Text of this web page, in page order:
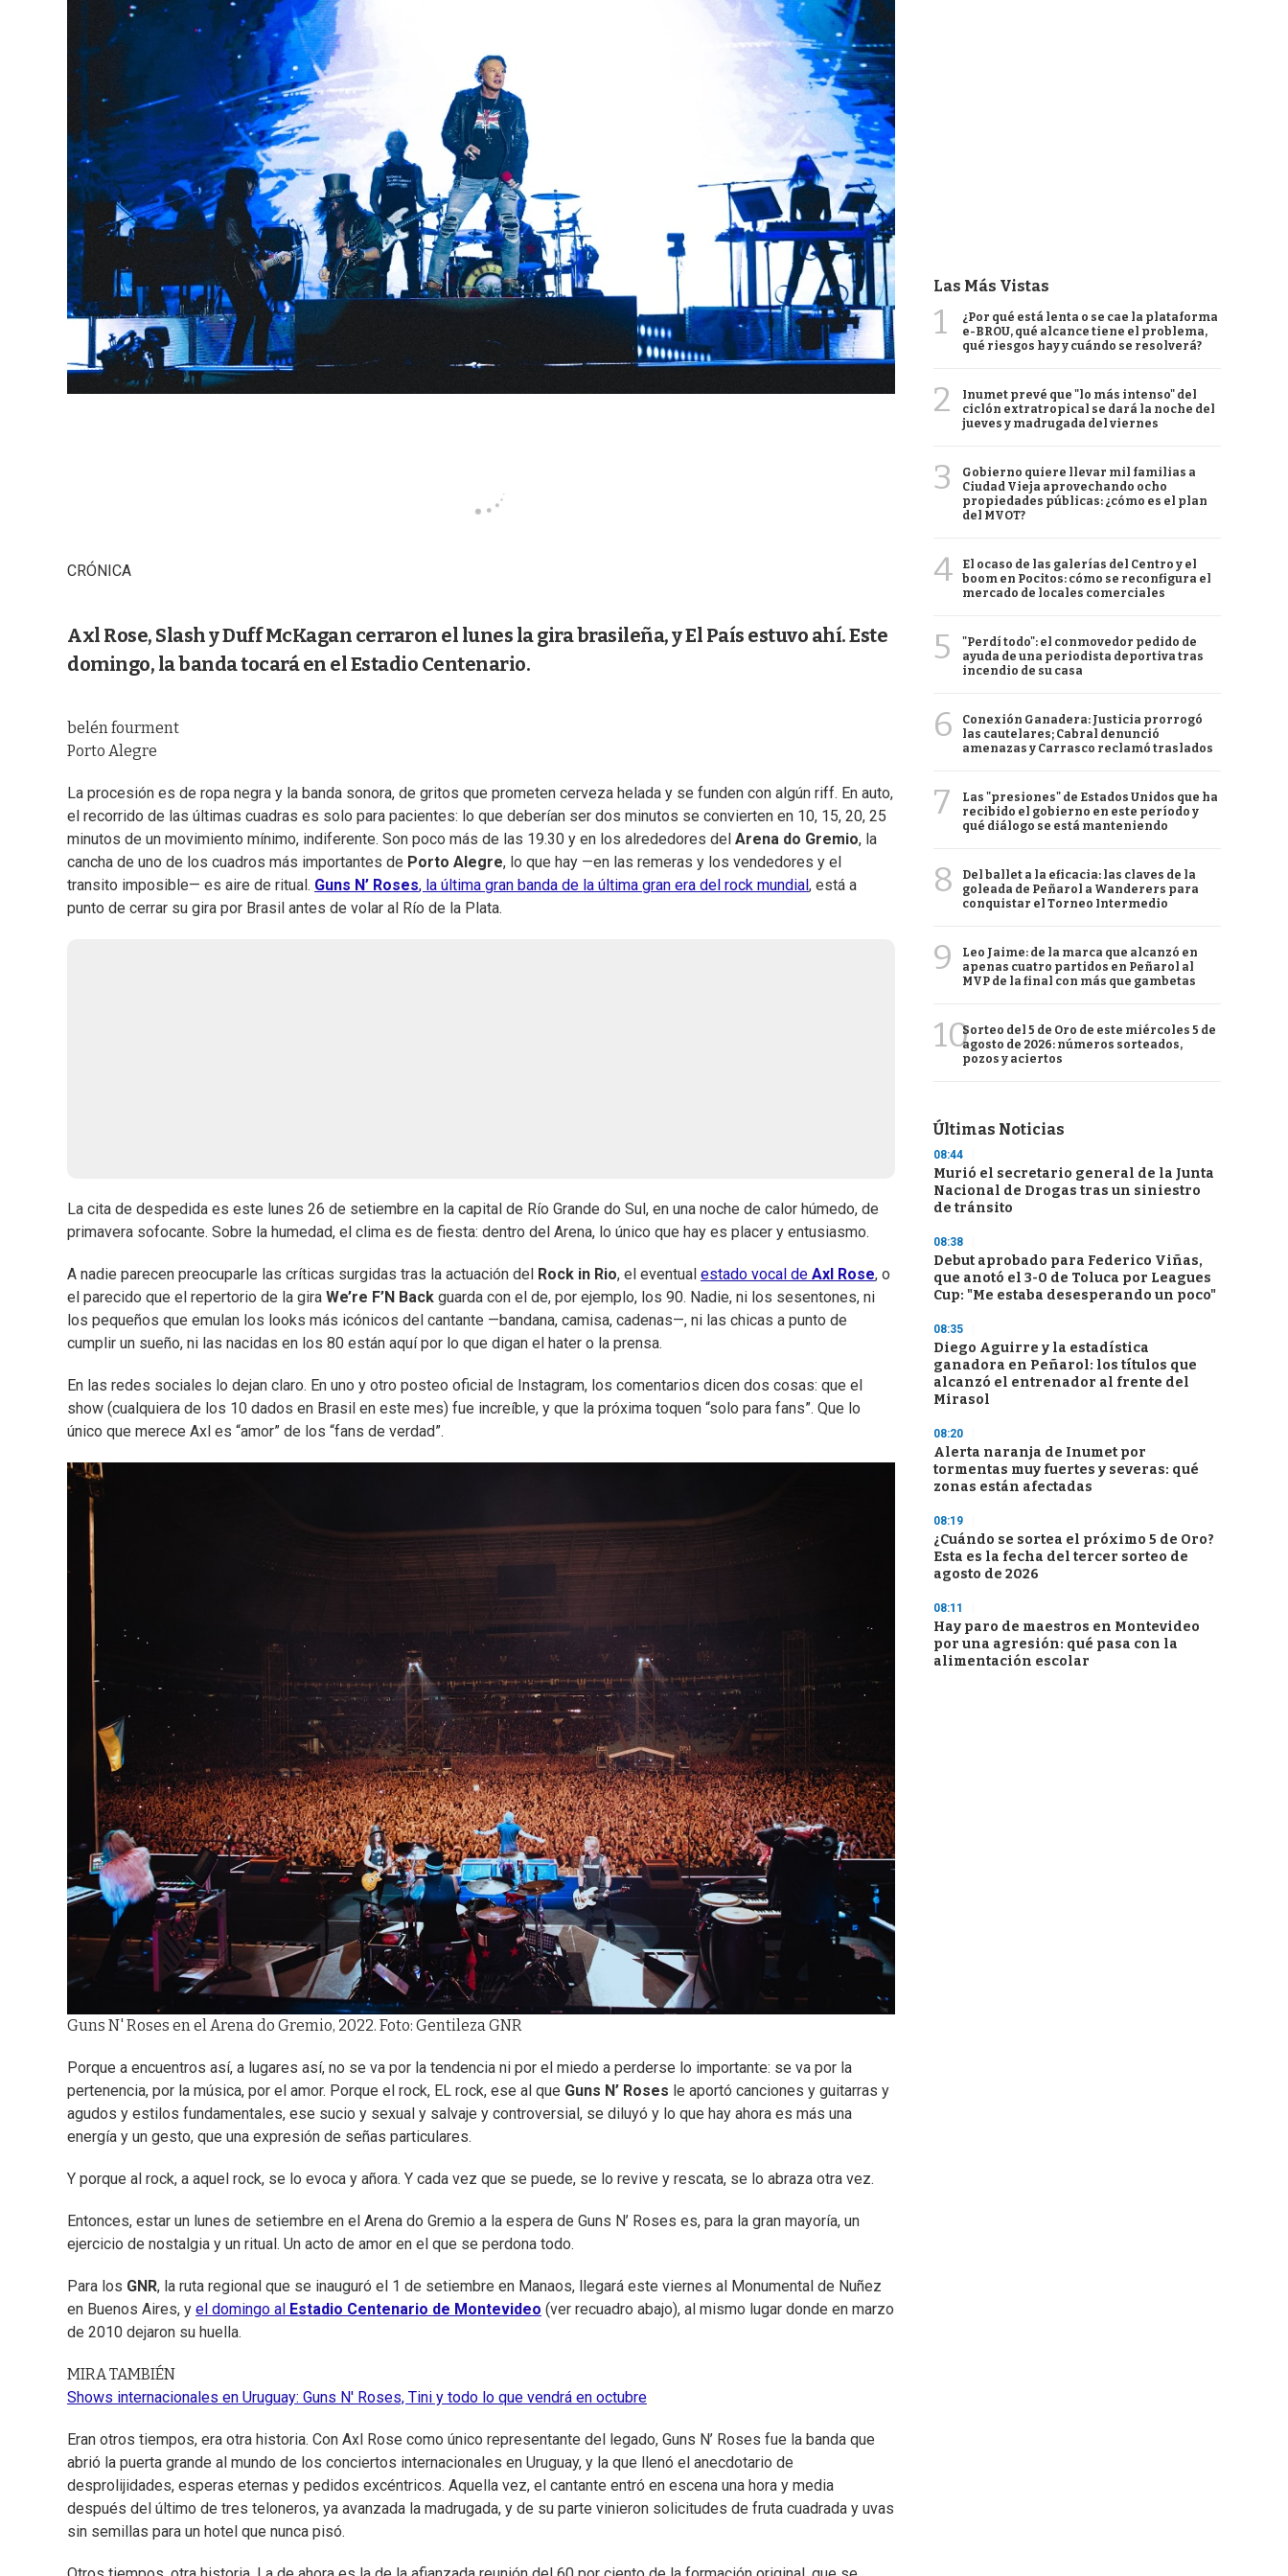
CRÓNICA
Axl Rose, Slash y Duff McKagan cerraron el lunes la gira brasileña, y El País estuvo ahí. Este
domingo, la banda tocará en el Estadio Centenario.
belén fourment
Porto Alegre
La procesión es de ropa negra y la banda sonora, de gritos que prometen cerveza helada y se funden con algún riff. En auto,
el recorrido de las últimas cuadras es solo para pacientes: lo que deberían ser dos minutos se convierten en 10, 15, 20, 25
minutos de un movimiento mínimo, indiferente. Son poco más de las 19.30 y en los alrededores del Arena do Gremio, la
cancha de uno de los cuadros más importantes de Porto Alegre, lo que hay —en las remeras y los vendedores y el
transito imposible— es aire de ritual. Guns N’ Roses, la última gran banda de la última gran era del rock mundial , está a
punto de cerrar su gira por Brasil antes de volar al Río de la Plata.
La cita de despedida es este lunes 26 de setiembre en la capital de Río Grande do Sul, en una noche de calor húmedo, de
primavera sofocante. Sobre la humedad, el clima es de fiesta: dentro del Arena, lo único que hay es placer y entusiasmo.
A nadie parecen preocuparle las críticas surgidas tras la actuación del Rock in Rio, el eventual estado vocal de Axl Rose, o
el parecido que el repertorio de la gira We’re F’N Back guarda con el de, por ejemplo, los 90. Nadie, ni los sesentones, ni
los pequeños que emulan los looks más icónicos del cantante —bandana, camisa, cadenas—, ni las chicas a punto de
cumplir un sueño, ni las nacidas en los 80 están aquí por lo que digan el hater o la prensa.
En las redes sociales lo dejan claro. En uno y otro posteo oficial de Instagram, los comentarios dicen dos cosas: que el
show (cualquiera de los 10 dados en Brasil en este mes) fue increíble, y que la próxima toquen “solo para fans”. Que lo
único que merece Axl es “amor” de los “fans de verdad”.
Guns N' Roses en el Arena do Gremio, 2022. Foto: Gentileza GNR
Porque a encuentros así, a lugares así, no se va por la tendencia ni por el miedo a perderse lo importante: se va por la
pertenencia, por la música, por el amor. Porque el rock, EL rock, ese al que Guns N’ Roses le aportó canciones y guitarras y
agudos y estilos fundamentales, ese sucio y sexual y salvaje y controversial, se diluyó y lo que hay ahora es más una
energía y un gesto, que una expresión de señas particulares.
Y porque al rock, a aquel rock, se lo evoca y añora. Y cada vez que se puede, se lo revive y rescata, se lo abraza otra vez.
Entonces, estar un lunes de setiembre en el Arena do Gremio a la espera de Guns N’ Roses es, para la gran mayoría, un
ejercicio de nostalgia y un ritual. Un acto de amor en el que se perdona todo.
Para los GNR, la ruta regional que se inauguró el 1 de setiembre en Manaos, llegará este viernes al Monumental de Nuñez
en Buenos Aires, y el domingo al Estadio Centenario de Montevideo (ver recuadro abajo), al mismo lugar donde en marzo
de 2010 dejaron su huella.
MIRA TAMBIÉN
Shows internacionales en Uruguay: Guns N' Roses, Tini y todo lo que vendrá en octubre
Eran otros tiempos, era otra historia. Con Axl Rose como único representante del legado, Guns N’ Roses fue la banda que
abrió la puerta grande al mundo de los conciertos internacionales en Uruguay, y la que llenó el anecdotario de
desprolijidades, esperas eternas y pedidos excéntricos. Aquella vez, el cantante entró en escena una hora y media
después del último de tres teloneros, ya avanzada la madrugada, y de su parte vinieron solicitudes de fruta cuadrada y uvas
sin semillas para un hotel que nunca pisó.
Las Más Vistas
1
¿Por qué está lenta o se cae la plataforma
e-BROU, qué alcance tiene el problema,
qué riesgos hay y cuándo se resolverá?
2
Inumet prevé que "lo más intenso" del
ciclón extratropical se dará la noche del
jueves y madrugada del viernes
3
Gobierno quiere llevar mil familias a
Ciudad Vieja aprovechando ocho
propiedades públicas: ¿cómo es el plan
del MVOT?
4
El ocaso de las galerías del Centro y el
boom en Pocitos: cómo se reconfigura el
mercado de locales comerciales
5
"Perdí todo": el conmovedor pedido de
ayuda de una periodista deportiva tras
incendio de su casa
6
Conexión Ganadera: Justicia prorrogó
las cautelares; Cabral denunció
amenazas y Carrasco reclamó traslados
7
Las "presiones" de Estados Unidos que ha
recibido el gobierno en este período y
qué diálogo se está manteniendo
8
Del ballet a la eficacia: las claves de la
goleada de Peñarol a Wanderers para
conquistar el Torneo Intermedio
9
Leo Jaime: de la marca que alcanzó en
apenas cuatro partidos en Peñarol al
MVP de la final con más que gambetas
10Sorteo del 5 de Oro de este miércoles 5 de
agosto de 2026: números sorteados,
pozos y aciertos
Últimas Noticias
08:44
Murió el secretario general de la Junta
Nacional de Drogas tras un siniestro
de tránsito
08:38
Debut aprobado para Federico Viñas,
que anotó el 3-0 de Toluca por Leagues
Cup: "Me estaba desesperando un poco"
08:35
Diego Aguirre y la estadística
ganadora en Peñarol: los títulos que
alcanzó el entrenador al frente del
Mirasol
08:20
Alerta naranja de Inumet por
tormentas muy fuertes y severas: qué
zonas están afectadas
08:19
¿Cuándo se sortea el próximo 5 de Oro?
Esta es la fecha del tercer sorteo de
agosto de 2026
08:11
Hay paro de maestros en Montevideo
por una agresión: qué pasa con la
alimentación escolar